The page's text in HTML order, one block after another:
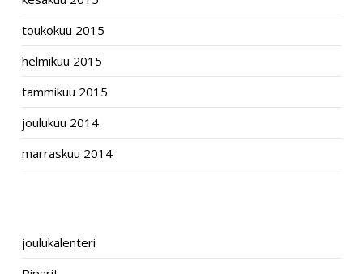
toukokuu 2015
helmikuu 2015
tammikuu 2015
joulukuu 2014
marraskuu 2014
joulukalenteri